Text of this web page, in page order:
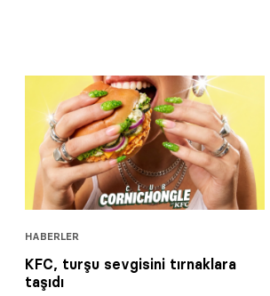
HABERLER
KFC, turşu sevgisini tırnaklara
taşıdı